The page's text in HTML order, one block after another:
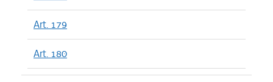
Art. 179
Art. 180